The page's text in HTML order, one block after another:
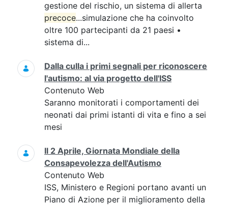
gestione del rischio, un sistema di allerta
precoce...simulazione che ha coinvolto
oltre 100 partecipanti da 21 paesi •
sistema di...
Dalla culla i primi segnali per riconoscere
l'autismo: al via progetto dell'ISS
Contenuto Web
Saranno monitorati i comportamenti dei
neonati dai primi istanti di vita e fino a sei
mesi
Il 2 Aprile, Giornata Mondiale della
Consapevolezza dell'Autismo
Contenuto Web
ISS, Ministero e Regioni portano avanti un
Piano di Azione per il miglioramento della